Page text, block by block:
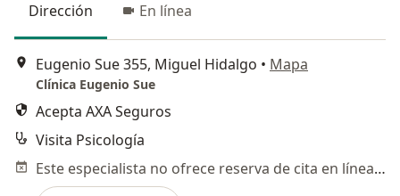
Dirección En línea
Eugenio Sue 355, Miguel Hidalgo • Mapa
Clínica Eugenio Sue
Acepta AXA Seguros
Visita Psicología
Este especialista no ofrece reserva de cita en línea en esta dirección.